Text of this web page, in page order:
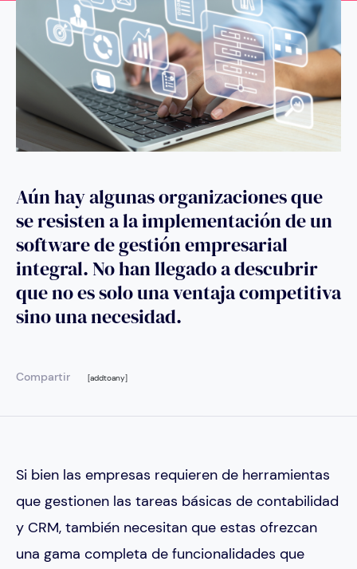
Aún hay algunas organizaciones que
se resisten a la implementación de un
software de gestión empresarial
integral. No han llegado a descubrir
que no es solo una ventaja competitiva
sino una necesidad.
Compartir [addtoany]
Si bien las empresas requieren de herramientas
que gestionen las tareas básicas de contabilidad
y CRM, también necesitan que estas ofrezcan
una gama completa de funcionalidades que